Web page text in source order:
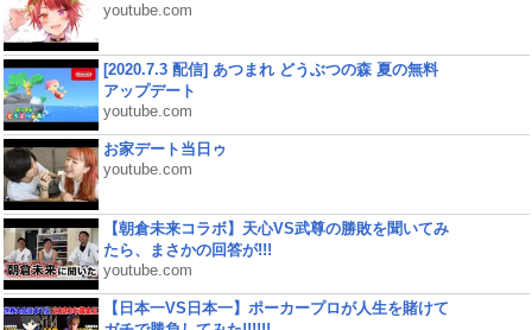
youtube.com
[2020.7.3 配信] あつまれ どうぶつの森 夏の無料
アップデート
youtube.com
お家デート当日ゥ
youtube.com
【朝倉未来コラボ】天心VS武尊の勝敗を聞いてみ
たら、まさかの回答が!!!
youtube.com
【日本一VS日本一】ポーカープロが人生を賭けて